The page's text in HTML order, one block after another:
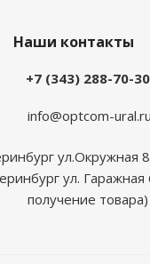
Наши контакты
+7 (343) 288-70-30
info@optcom-ural.ru
ул.
получение товара)